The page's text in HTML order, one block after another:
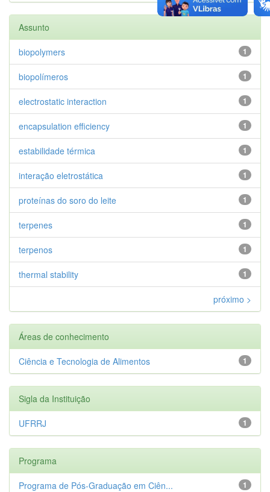
Assunto
1
biopolymers
1
biopolímeros
1
electrostatic interaction
1
encapsulation efficiency
1
estabilidade térmica
1
interação eletrostática
1
proteínas do soro do leite
1
terpenes
1
terpenos
1
thermal stability
próximo >
Áreas de conhecimento
1
Ciência e Tecnologia de Alimentos
Sigla da Instituição
1
UFRRJ
Programa
1
Programa de Pós-Graduação em Ciên...